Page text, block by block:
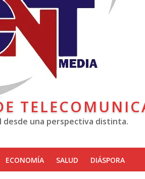
desde una perspectiva distinta.
ECONOMÍA SALUD DIÁSPORA